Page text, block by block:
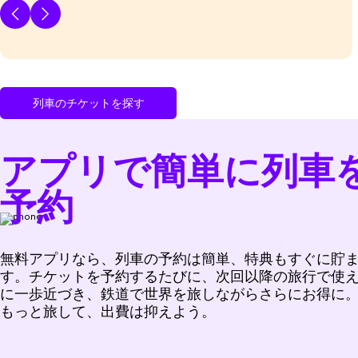
列車のチケットを探す
アプリで簡単に列車
予約
無料アプリなら、列車の予約は簡単、特典もすぐに貯
す。チケットを予約するたびに、次回以降の旅行で使
に一歩近づき、鉄道で世界を旅しながらさらにお得に。
もっと旅して、出費は抑えよう。